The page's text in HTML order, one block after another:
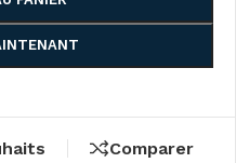
Comparer